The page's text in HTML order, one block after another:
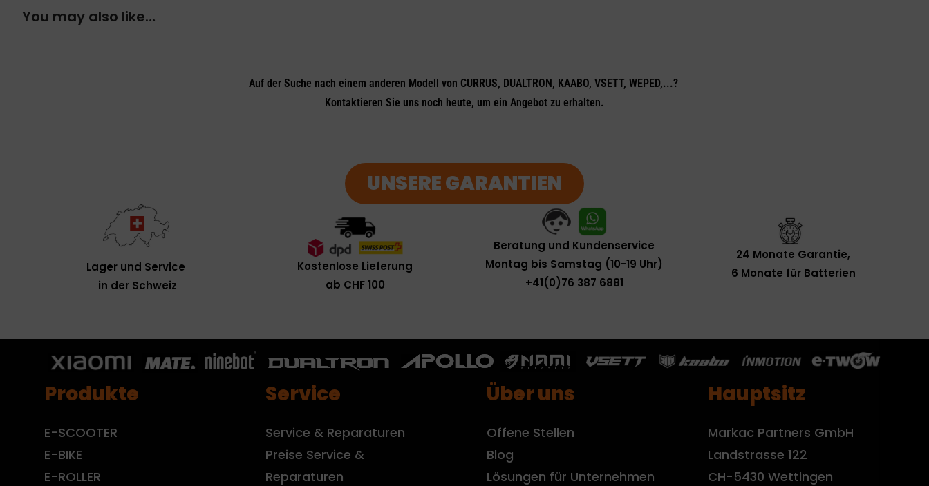
You may also like…
Auf der Suche nach einem anderen Modell von CURRUS, DUALTRON, KAABO, VSETT, WEPED,...?
Kontaktieren Sie uns noch heute, um ein Angebot zu erhalten.
UNSERE GARANTIEN
Lager und Service
in der Schweiz
Kostenlose Lieferung
ab CHF 100
Beratung und Kundenservice
Montag bis Samstag (10-19 Uhr)
+41(0)76 387 6881
24 Monate Garantie,
6 Monate für Batterien
Produkte
E-SCOOTER
E-BIKE
E-ROLLER
Service
Service & Reparaturen
Preise Service &
Reparaturen
Über uns
Offene Stellen
Blog
Lösungen für Unternehmen
Hauptsitz
Markac Partners GmbH
Landstrasse 122
CH-5430 Wettingen